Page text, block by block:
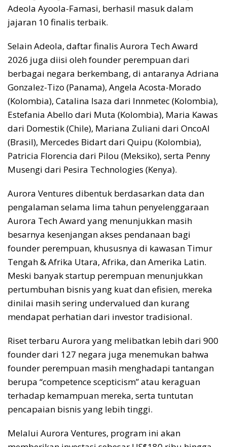
Adeola Ayoola-Famasi, berhasil masuk dalam
jajaran 10 finalis terbaik.
Selain Adeola, daftar finalis Aurora Tech Award
2026 juga diisi oleh founder perempuan dari
berbagai negara berkembang, di antaranya Adriana
Gonzalez-Tizo (Panama), Angela Acosta-Morado
(Kolombia), Catalina Isaza dari Innmetec (Kolombia),
Estefania Abello dari Muta (Kolombia), Maria Kawas
dari Domestik (Chile), Mariana Zuliani dari OncoAI
(Brasil), Mercedes Bidart dari Quipu (Kolombia),
Patricia Florencia dari Pilou (Meksiko), serta Penny
Musengi dari Pesira Technologies (Kenya).
Aurora Ventures dibentuk berdasarkan data dan
pengalaman selama lima tahun penyelenggaraan
Aurora Tech Award yang menunjukkan masih
besarnya kesenjangan akses pendanaan bagi
founder perempuan, khususnya di kawasan Timur
Tengah & Afrika Utara, Afrika, dan Amerika Latin.
Meski banyak startup perempuan menunjukkan
pertumbuhan bisnis yang kuat dan efisien, mereka
dinilai masih sering undervalued dan kurang
mendapat perhatian dari investor tradisional.
Riset terbaru Aurora yang melibatkan lebih dari 900
founder dari 127 negara juga menemukan bahwa
founder perempuan masih menghadapi tantangan
berupa “competence scepticism” atau keraguan
terhadap kemampuan mereka, serta tuntutan
pencapaian bisnis yang lebih tinggi.
Melalui Aurora Ventures, program ini akan